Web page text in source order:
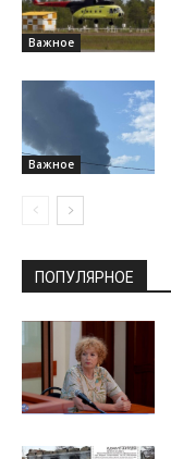
Важное
Важное
ПОПУЛЯРНОЕ